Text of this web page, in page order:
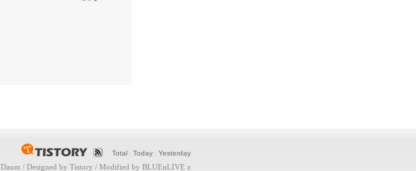
Total Today Yesterday
Daum / Designed by Tistory / Modified by BLUEnLIVE z